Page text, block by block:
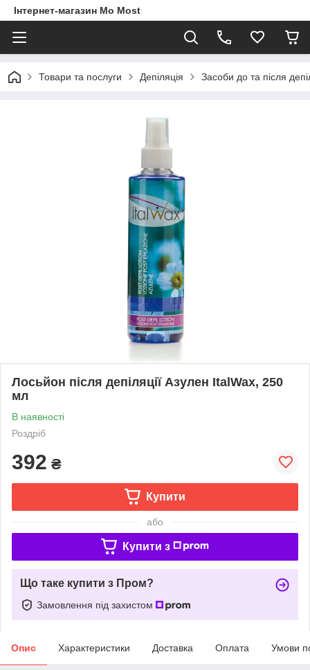
Інтернет-магазин Mo Most
Товари та послуги Депіляція Засоби до та після
Лосьйон після депіляції Азулен ItalWax, 250
мл
В наявності
Роздріб
392 ₴
Купити
або
Купити з
Що таке купити з Пром?
Замовлення під захистом
Опис Характеристики Доставка Оплата Умови